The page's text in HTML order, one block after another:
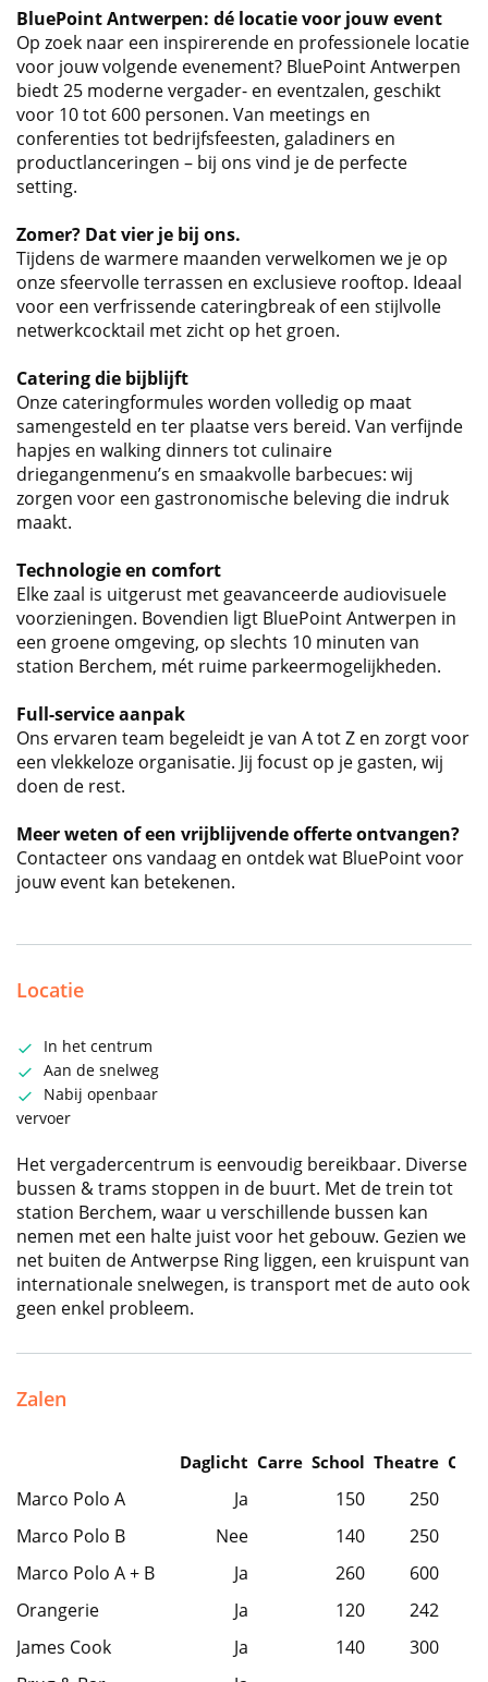
BluePoint Antwerpen: dé locatie voor jouw event
Op zoek naar een inspirerende en professionele locatie
voor jouw volgende evenement? BluePoint Antwerpen
biedt 25 moderne vergader- en eventzalen, geschikt
voor 10 tot 600 personen. Van meetings en
conferenties tot bedrijfsfeesten, galadiners en
productlanceringen – bij ons vind je de perfecte
setting.
Zomer? Dat vier je bij ons.
Tijdens de warmere maanden verwelkomen we je op
onze sfeervolle terrassen en exclusieve rooftop. Ideaal
voor een verfrissende cateringbreak of een stijlvolle
netwerkcocktail met zicht op het groen.
Catering die bijblijft
Onze cateringformules worden volledig op maat
samengesteld en ter plaatse vers bereid. Van verfijnde
hapjes en walking dinners tot culinaire
driegangenmenu’s en smaakvolle barbecues: wij
zorgen voor een gastronomische beleving die indruk
maakt.
Technologie en comfort
Elke zaal is uitgerust met geavanceerde audiovisuele
voorzieningen. Bovendien ligt BluePoint Antwerpen in
een groene omgeving, op slechts 10 minuten van
station Berchem, mét ruime parkeermogelijkheden.
Full-service aanpak
Ons ervaren team begeleidt je van A tot Z en zorgt voor
een vlekkeloze organisatie. Jij focust op je gasten, wij
doen de rest.
Meer weten of een vrijblijvende offerte ontvangen?
Contacteer ons vandaag en ontdek wat BluePoint voor
jouw event kan betekenen.
Locatie
In het centrum
Aan de snelweg
Nabij openbaar
vervoer
Het vergadercentrum is eenvoudig bereikbaar. Diverse
bussen & trams stoppen in de buurt. Met de trein tot
station Berchem, waar u verschillende bussen kan
nemen met een halte juist voor het gebouw. Gezien we
net buiten de Antwerpse Ring liggen, een kruispunt van
internationale snelwegen, is transport met de auto ook
geen enkel probleem.
Zalen
Daglicht Carre School Theatre
Marco Polo A Ja 150
250
Marco Polo B
Nee 140
250
Marco Polo A + B
Ja 260
600
Orangerie
Ja 120
242
James Cook
Ja 140
300